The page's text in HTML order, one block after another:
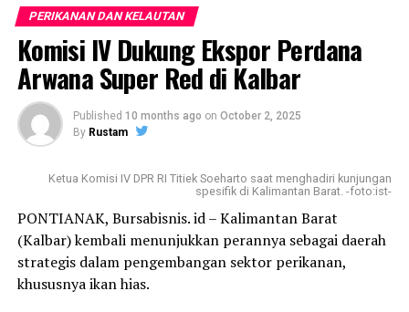
Indonesia,” ujar Dirjen Penguatan Daya Saing Produk
Kelautan dan Perikanan (PDSPKP), Budi Sulistiyo
sebagaimana dilansir dari laman kkp.go.id pada Kamis,
15 Agustus 2024.
Budi menyebut bahwa untuk 2 produk HS 1604.14.091
dan HS 1604.14.099 memiliki persyaratan tambahan,
hal ini, KKP dan Ministry of Agriculture, Forestry and
Fisheries (MAFF) Jepang sedang melakukan finalisasi
Operational Procedure melalui sertifikat barang yang
disepakati bersama.
“Indonesia mengusulkan menggunakan Sertifikat Hasil
PERIKANAN DAN KELAUTAN
Komisi IV Dukung Ekspor Perdana
Arwana Super Red di Kalbar
Published 10 months ago on October 2, 2025
By Rustam
Ketua Komisi IV DPR RI Titiek Soeharto saat menghadiri kunjungan
spesifik di Kalimantan Barat. -foto:ist-
PONTIANAK, Bursabisnis. id – Kalimantan Barat
(Kalbar) kembali menunjukkan perannya sebagai daerah
strategis dalam pengembangan sektor perikanan,
khususnya ikan hias.